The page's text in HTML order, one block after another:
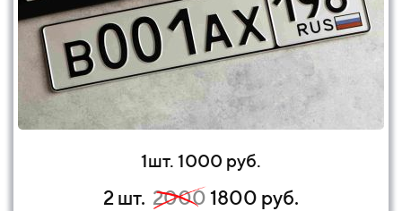
1шт. 1000 руб.
2 шт. 20001800 руб.